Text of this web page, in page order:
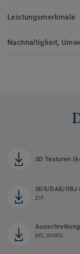
Leistungsmerkmale
Nachhaltigkeit,
3D Texturen
3DS/DAE/OBJ
ZIP
MS_WORD